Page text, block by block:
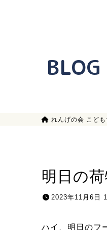
BLOG
れんげの会 こども
明日の荷
2023年11月6日
ハイ、明日のフ